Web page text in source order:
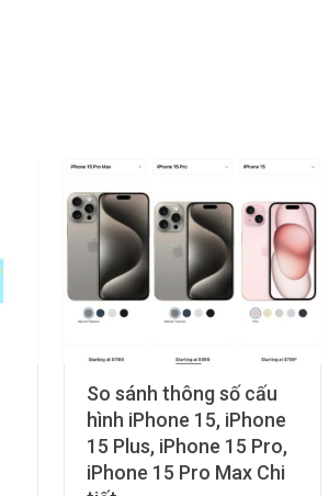
So sánh thông số cấu
hình iPhone 15, iPhone
15 Plus, iPhone 15 Pro,
iPhone 15 Pro Max Chi